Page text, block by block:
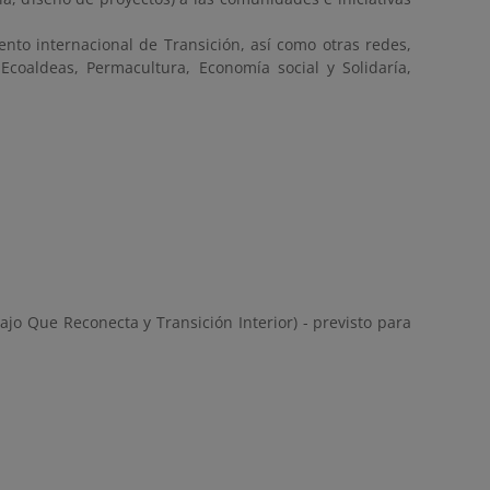
internacional de Transición, así como otras redes,
Permacultura, Economía social y Solidaría,
Que Reconecta y Transición Interior) - previsto para